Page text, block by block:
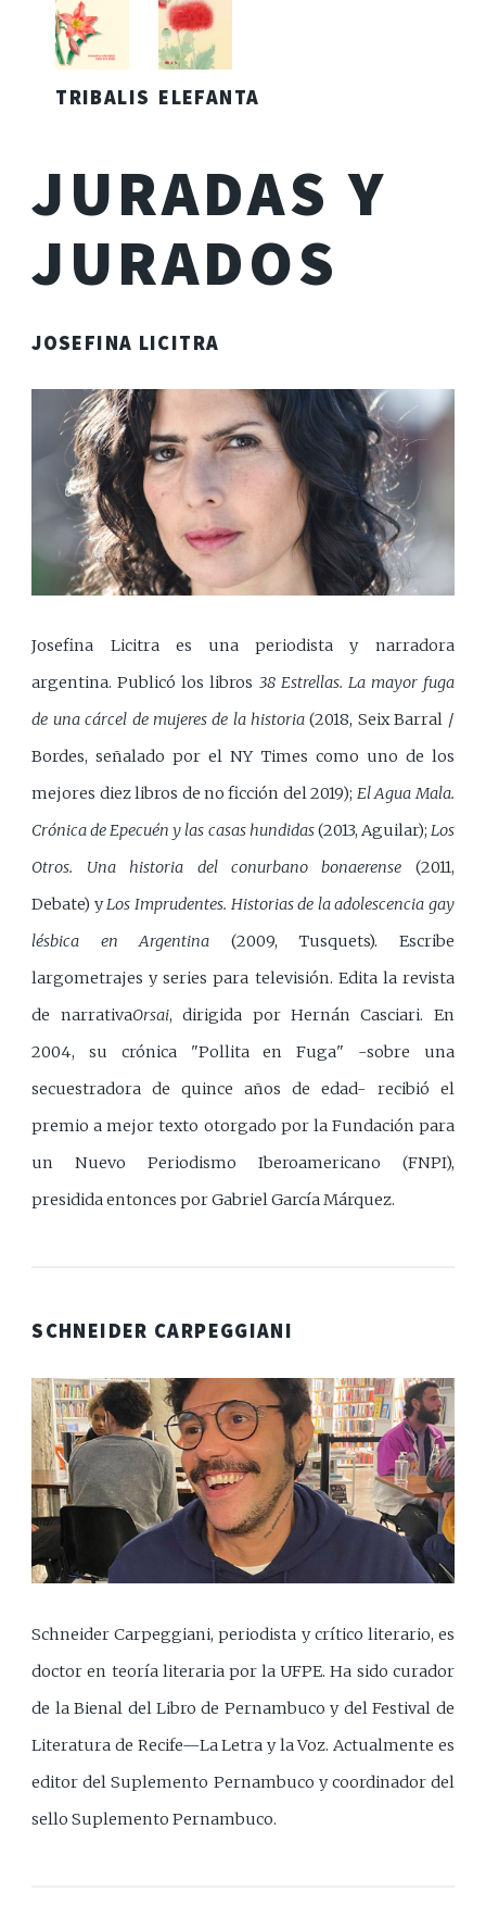
TRIBALIS ELEFANTA
JURADAS Y
JURADOS
JOSEFINA LICITRA
Josefina Licitra es una periodista y narradora
argentina. Publicó los libros 38 Estrellas. La mayor fuga
de una cárcel de mujeres de la historia (2018, Seix Barral /
Bordes, señalado por el NY Times como uno de los
mejores diez libros de no ficción del 2019); El Agua Mala.
Crónica de Epecuén y las casas hundidas(2013, Aguilar); Los
Otros. Una historia del conurbano bonaerense (2011,
Debate) yLos Imprudentes. Historias de la adolescencia gay
lésbica en Argentina (2009, Tusquets). Escribe
largometrajes y series para televisión. Edita la revista
de narrativaOrsai, dirigida por Hernán Casciari. En
2004, su crónica "Pollita en Fuga" -sobre una
secuestradora de quince años de edad- recibió el
premio a mejor texto otorgado por la Fundación para
un Nuevo Periodismo Iberoamericano (FNPI),
presidida entonces por Gabriel García Márquez.
SCHNEIDER CARPEGGIANI
Schneider Carpeggiani, periodista y crítico literario, es
doctor en teoría literaria por la UFPE. Ha sido curador
de la Bienal del Libro de Pernambuco y del Festival de
Literatura de Recife—La Letra y la Voz. Actualmente es
editor del Suplemento Pernambuco y coordinador del
sello Suplemento Pernambuco.